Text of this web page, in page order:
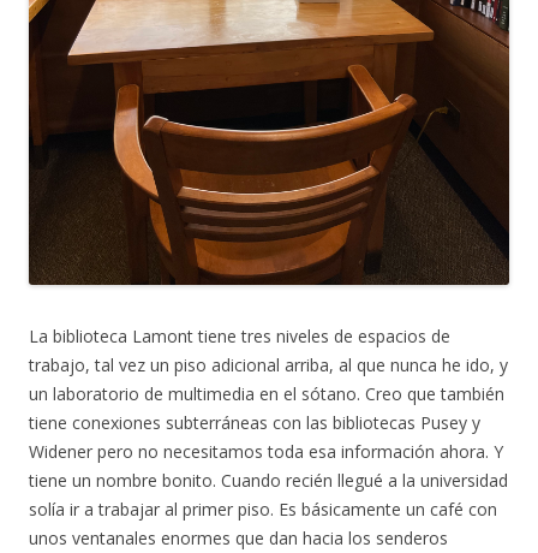
La biblioteca Lamont tiene tres niveles de espacios de
trabajo, tal vez un piso adicional arriba, al que nunca he ido, y
un laboratorio de multimedia en el sótano. Creo que también
tiene conexiones subterráneas con las bibliotecas Pusey y
Widener pero no necesitamos toda esa información ahora. Y
tiene un nombre bonito. Cuando recién llegué a la universidad
solía ir a trabajar al primer piso. Es básicamente un café con
unos ventanales enormes que dan hacia los senderos